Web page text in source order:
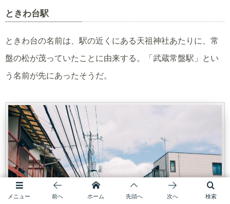
ときわ台駅
ときわ台の名前は、駅の近くにある天祖神社あたりに、常
盤の松が茂っていたことに由来する。「武蔵常盤駅」とい
う名前が先にあったそうだ。
メニュー 検索
前へ ホーム 先頭へ 次へ